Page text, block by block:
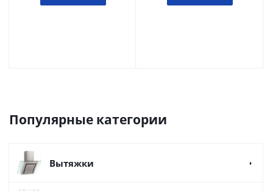
Популярные категории
Вытяжки